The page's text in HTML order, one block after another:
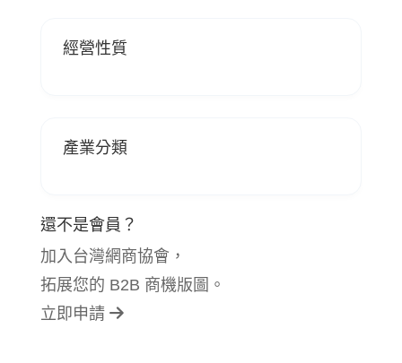
經營性質
產業分類
還不是會員？
加入台灣網商協會，
拓展您的 B2B 商機版圖。
立即申請